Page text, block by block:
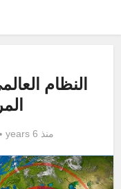
النظام
منذ 6 years